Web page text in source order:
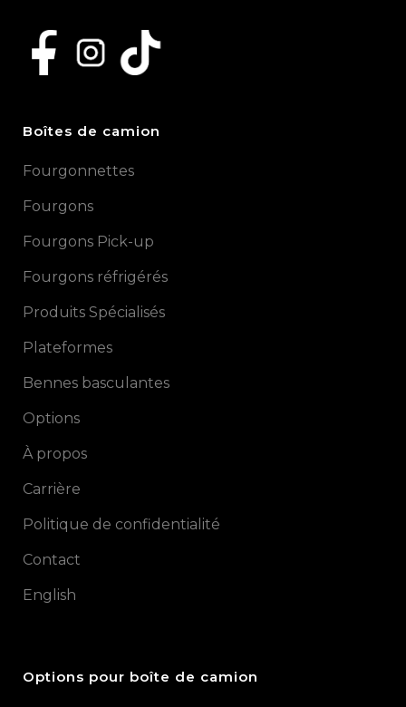
Boîtes de camion
Fourgonnettes
Fourgons
Fourgons Pick-up
Fourgons réfrigérés
Produits Spécialisés
Plateformes
Bennes basculantes
Options
À propos
Carrière
Politique de confidentialité
Contact
English
Options pour boîte de camion